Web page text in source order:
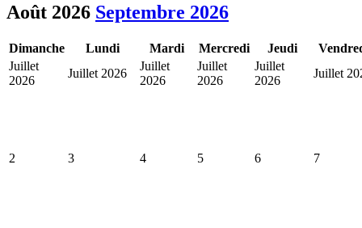
Août 2026 Septembre 2026
Dimanche Lundi Mardi Mercredi Jeudi
Juillet
2026
Juillet 2026
Juillet
2026
Juillet
2026
Juillet
2026
Juillet
2 3 4 5 6 7